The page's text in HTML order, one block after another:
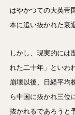
はやかつての大英帝
本に追い抜かれた衰
しかし、現実的には
れた二十年」といわ
崩壊以後、日経平均
ら中国に抜かれ三位
抜かれるであろうと